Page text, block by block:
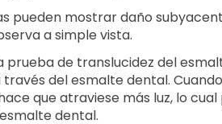
pueden mostrar daño
a simple vista.
prueba de translucidez del
través del esmalte dental.
que atraviese más luz, lo
dental.